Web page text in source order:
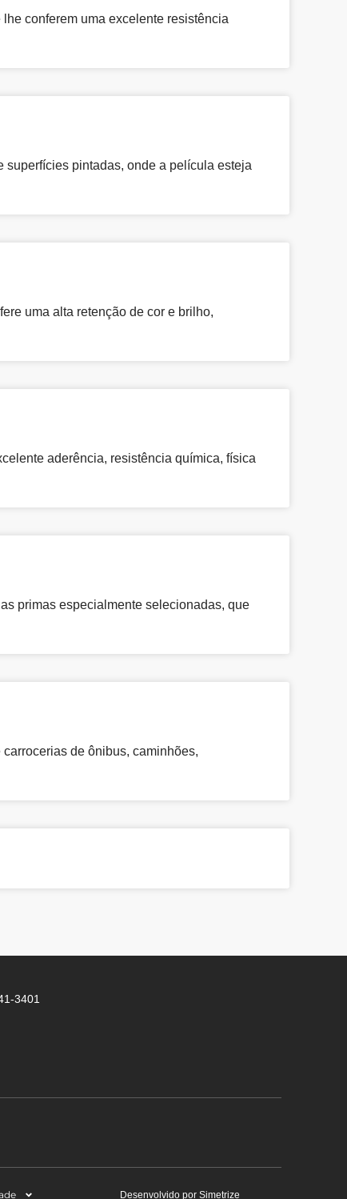
conferem uma excelente resistência
superfícies pintadas, onde a película esteja
uma alta retenção de cor e brilho,
aderência, resistência química, física
primas especialmente selecionadas, que
de ônibus, caminhões,
3401
Desenvolvido por Simetrize